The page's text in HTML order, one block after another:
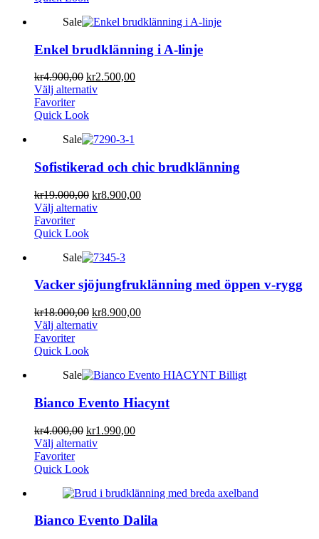
Sale
Enkel brudklänning i A-linje
kr4.900,00 kr2.500,00
Välj alternativ
Favoriter
Quick Look
Sale
Sofistikerad och chic brudklänning
kr19.000,00 kr8.900,00
Välj alternativ
Favoriter
Quick Look
Sale
Vacker sjöjungfruklänning med öppen v-rygg
kr18.000,00 kr8.900,00
Välj alternativ
Favoriter
Quick Look
Sale
Bianco Evento Hiacynt
kr4.000,00 kr1.990,00
Välj alternativ
Favoriter
Quick Look
Bianco Evento Dalila